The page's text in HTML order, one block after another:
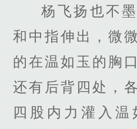
杨飞扬也不
和中指伸出，微
的在温如玉的胸
还有后背四处，
四股内力灌入